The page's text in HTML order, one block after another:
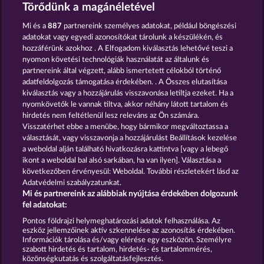
Crystal Ball
Gates Of Ishtar Magic Mirror
Részvételi feltételek
Adatvédelmi és cookie-nyilatkozat
Impresszum
Törődünk a magánéletével
Mi és a887 partnereink személyes adatokat, például böngészési
adatokat vagy egyedi azonosítókat tárolunk a készülékén, és
hozzáférünk azokhoz . A Elfogadom kiválasztás lehetővé teszi a
nyomon követési technológiák használatát az általunk és
partnereink által végzett, alább ismertetett célokból történő
adatfeldolgozás támogatása érdekében. . A Összes elutasítása
kiválasztás vagy a hozzájárulás visszavonása letiltja ezeket. Ha a
nyomkövetők le vannak tiltva, akkor néhány látott tartalom és
hirdetés nem feltétlenül lesz releváns az Ön számára.
Visszatérhet ebbe a menübe, hogy bármikor megváltoztassa a
választását, vagy visszavonja a hozzájárulást Beállítások kezelése
a weboldal alján található hivatkozásra kattintva [vagy a lebegő
ikont a weboldal bal alsó sarkában, ha van ilyen]. Választása a
következőben érvényesül: Weboldal. További részletekért lásd az
Adatvédelmi szabályzatunkat.
Mi és partnereink az alábbiak nyújtása érdekében dolgozunk
fel adatokat:
Pontos földrajzi helymeghatározási adatok felhasználása. Az
eszköz jellemzőinek aktív szkennelése az azonosítás érdekében.
Információk tárolása és/vagy elérése egy eszközön. Személyre
szabott hirdetés és tartalom, hirdetés- és tartalommérés,
közönségkutatás és szolgáltatásfejlesztés.